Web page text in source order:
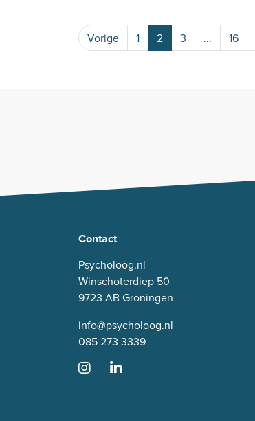
Vorige 1 2 3 ... 16
Contact
Psycholoog.nl
Winschoterdiep 50
9723 AB Groningen
info@psycholoog.nl
085 273 3339